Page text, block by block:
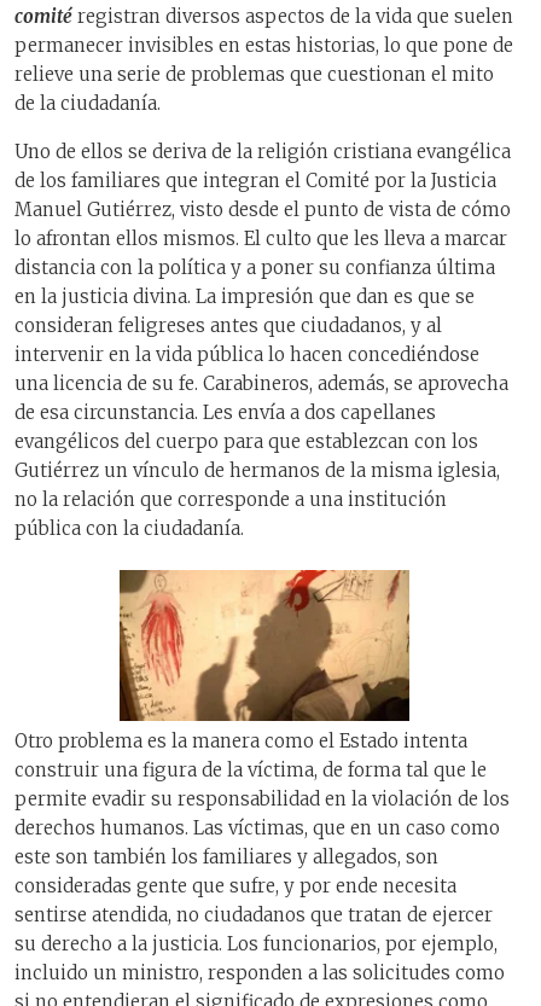
comité registran diversos aspectos de la vida que suelen
permanecer invisibles en estas historias, lo que pone de
relieve una serie de problemas que cuestionan el mito
de la ciudadanía.
Uno de ellos se deriva de la religión cristiana evangélica
de los familiares que integran el Comité por la Justicia
Manuel Gutiérrez, visto desde el punto de vista de cómo
lo afrontan ellos mismos. El culto que les lleva a marcar
distancia con la política y a poner su confianza última
en la justicia divina. La impresión que dan es que se
consideran feligreses antes que ciudadanos, y al
intervenir en la vida pública lo hacen concediéndose
una licencia de su fe. Carabineros, además, se aprovecha
de esa circunstancia. Les envía a dos capellanes
evangélicos del cuerpo para que establezcan con los
Gutiérrez un vínculo de hermanos de la misma iglesia,
no la relación que corresponde a una institución
pública con la ciudadanía.
Otro problema es la manera como el Estado intenta
construir una figura de la víctima, de forma tal que le
permite evadir su responsabilidad en la violación de los
derechos humanos. Las víctimas, que en un caso como
este son también los familiares y allegados, son
consideradas gente que sufre, y por ende necesita
sentirse atendida, no ciudadanos que tratan de ejercer
su derecho a la justicia. Los funcionarios, por ejemplo,
incluido un ministro, responden a las solicitudes como
si no entendieran el significado de expresiones como